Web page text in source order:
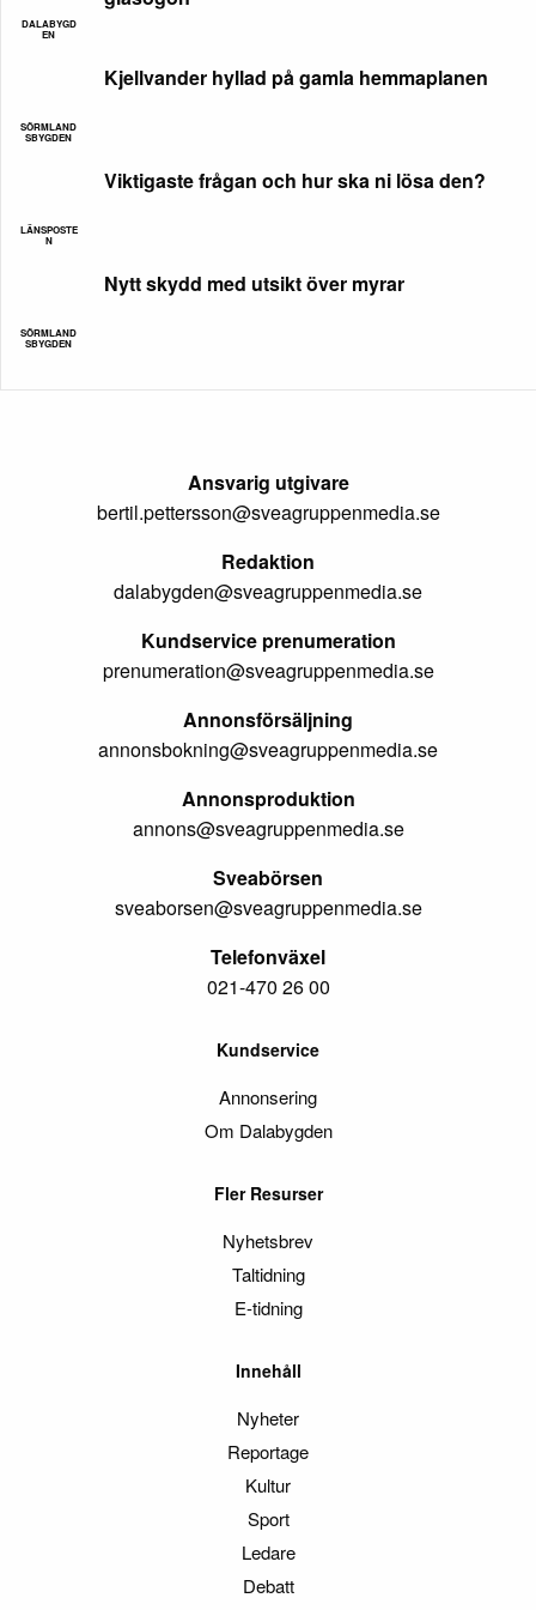
DALABYGD
EN
SÖRMLAND
SBYGDEN
Kjellvander hyllad på gamla hemmaplanen
LÄNSPOSTE
N
Viktigaste frågan och hur ska ni lösa den?
SÖRMLAND
SBYGDEN
Nytt skydd med utsikt över myrar
Ansvarig utgivare
bertil.pettersson@sveagruppenmedia.se
Redaktion
dalabygden@sveagruppenmedia.se
Kundservice prenumeration
prenumeration@sveagruppenmedia.se
Annonsförsäljning
annonsbokning@sveagruppenmedia.se
Annonsproduktion
annons@sveagruppenmedia.se
Sveabörsen
sveaborsen@sveagruppenmedia.se
Telefonväxel
021-470 26 00
Kundservice
Annonsering
Om Dalabygden
Fler Resurser
Nyhetsbrev
Taltidning
E-tidning
Innehåll
Nyheter
Reportage
Kultur
Sport
Ledare
Debatt